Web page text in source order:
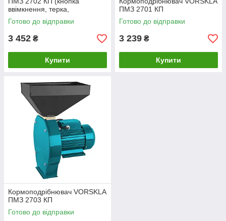
ввімкнення, терка,
збільшений бункер)
Готово до відправки
3 452 ₴
Купити
ПМЗ 2701 КП
Готово до відправки
3 239 ₴
Купити
Кормоподрібнювач VORSKLA
ПМЗ 2703 КП
Готово до відправки